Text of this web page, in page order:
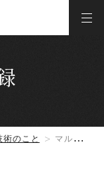
術のこと マルチショット撮影の隠された効用